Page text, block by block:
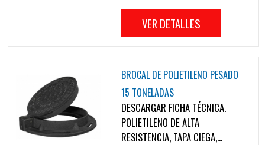
VER DETALLES
BROCAL DE POLIETILENO PESADO
15 TONELADAS
DESCARGAR FICHA TÉCNICA.
POLIETILENO DE ALTA
RESISTENCIA, TAPA CIEGA,...